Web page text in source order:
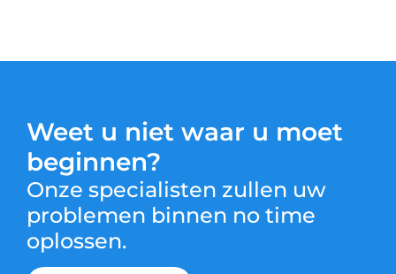
Weet u niet waar u moet
beginnen?
Onze specialisten zullen uw
problemen binnen no time
oplossen.